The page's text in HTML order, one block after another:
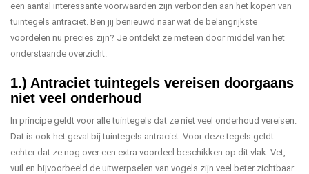
een aantal interessante voorwaarden zijn verbonden aan het kopen van
tuintegels antraciet. Ben jij benieuwd naar wat de belangrijkste
voordelen nu precies zijn? Je ontdekt ze meteen door middel van het
onderstaande overzicht.
1.) Antraciet tuintegels vereisen doorgaans
niet veel onderhoud
In principe geldt voor alle tuintegels dat ze niet veel onderhoud vereisen.
Dat is ook het geval bij tuintegels antraciet. Voor deze tegels geldt
echter dat ze nog over een extra voordeel beschikken op dit vlak. Vet,
vuil en bijvoorbeeld de uitwerpselen van vogels zijn veel beter zichtbaar